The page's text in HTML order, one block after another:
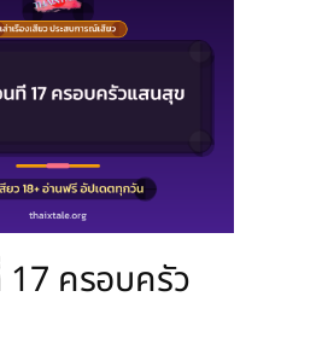
ครอบครัว